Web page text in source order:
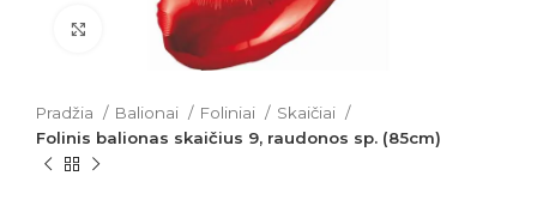
Click to enlarge
Pradžia Balionai Foliniai
Skaičiai
Folinis balionas skaičius 9, raudonos sp. (85cm)